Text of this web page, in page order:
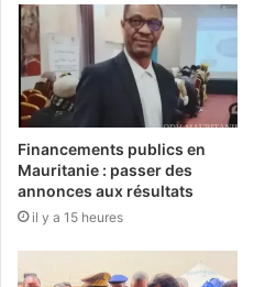
Financements publics en
Mauritanie : passer des
annonces aux résultats
il y a 15 heures